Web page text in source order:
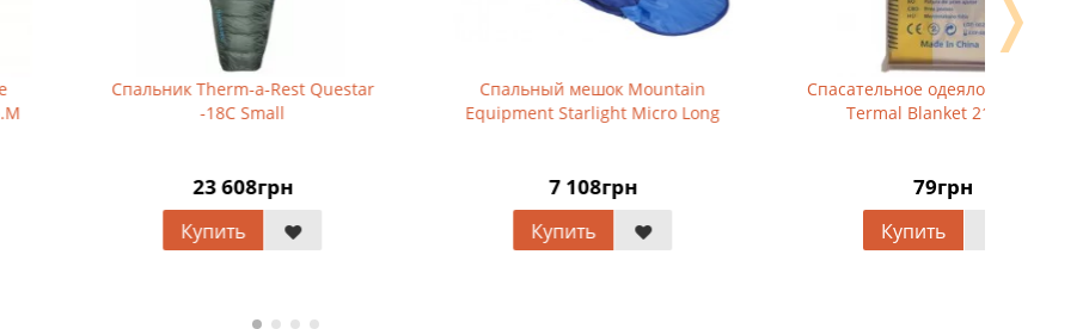
Therm-a-Rest Questar
Спальный мешок Mountain
Equipment Starlight Micro Long
Спасательное одеяло Base Camp
Termal Blanket 210*160